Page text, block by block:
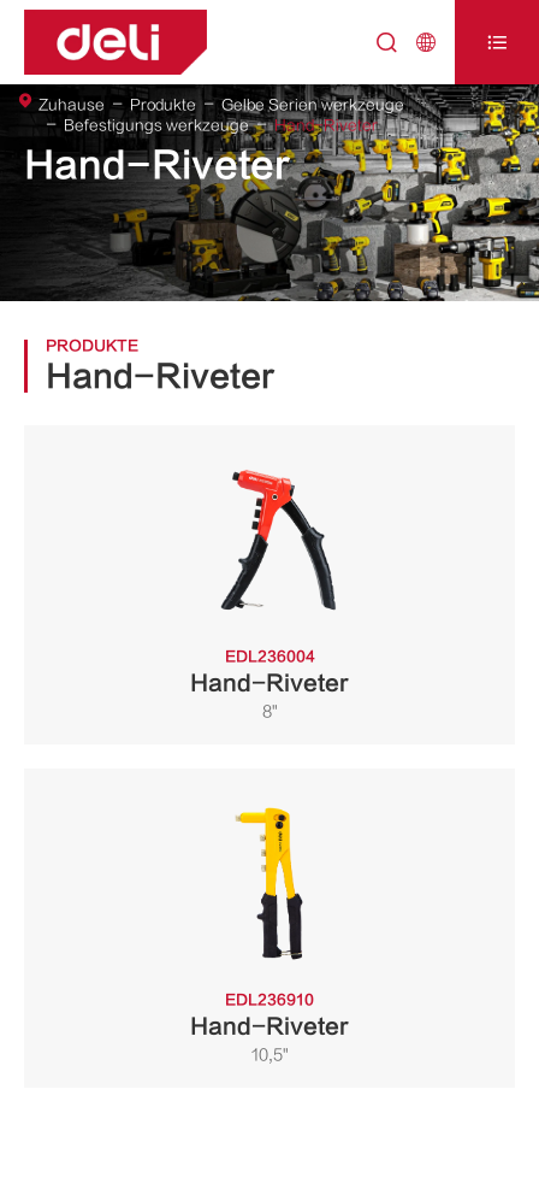
  
Hand-Riveter
Zuhause Produkte
Gelbe Serien werkzeuge
Befestigungs werkzeuge
Hand-Riveter
PRODUKTE
Hand-Riveter
EDL236004
Hand-Riveter
8"
EDL236910
Hand-Riveter
10,5"